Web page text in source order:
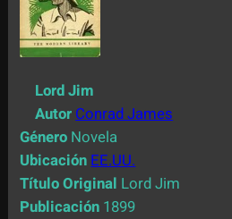
Lord Jim
Autor Conrad James
Género Novela
Ubicación EE.UU.
Título Original Lord Jim
Publicación 1899